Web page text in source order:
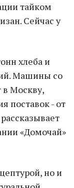
тайком
Сейчас у
хлеба и
Машины со
в Москву,
поставок - от
«Домочай»
но и